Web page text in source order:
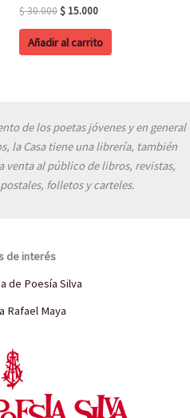
$30.000 Original
was:
$ 30.000.
$ 15.000Current
is:
$ 15.000.
Añadir al carrito
de los poetas jóvenes y en general
la Casa tiene una librería, también
venta al público de libros, revistas,
folletos y carteles.
de interés
de Poesía Silva
Rafael Maya